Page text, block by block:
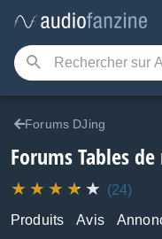
Forums DJing
Forums Tables de
(24)
Produits
Avis